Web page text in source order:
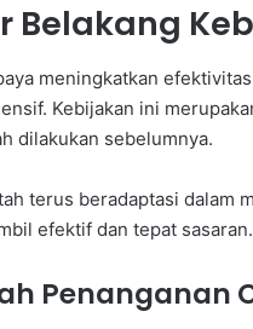
Belakang
meningkatkan
Kebijakan ini
dilakukan sebelumnya.
terus beradaptasi dalam
efektif dan tepat sasaran.
Penanganan